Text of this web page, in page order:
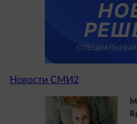
Новости СМИ2